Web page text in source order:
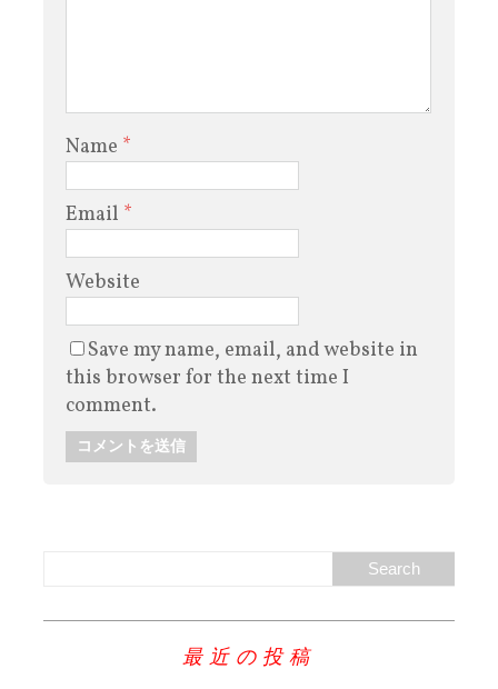
Name *
Email *
Website
Save my name, email, and website in
this browser for the next time I
comment.
最近の投稿